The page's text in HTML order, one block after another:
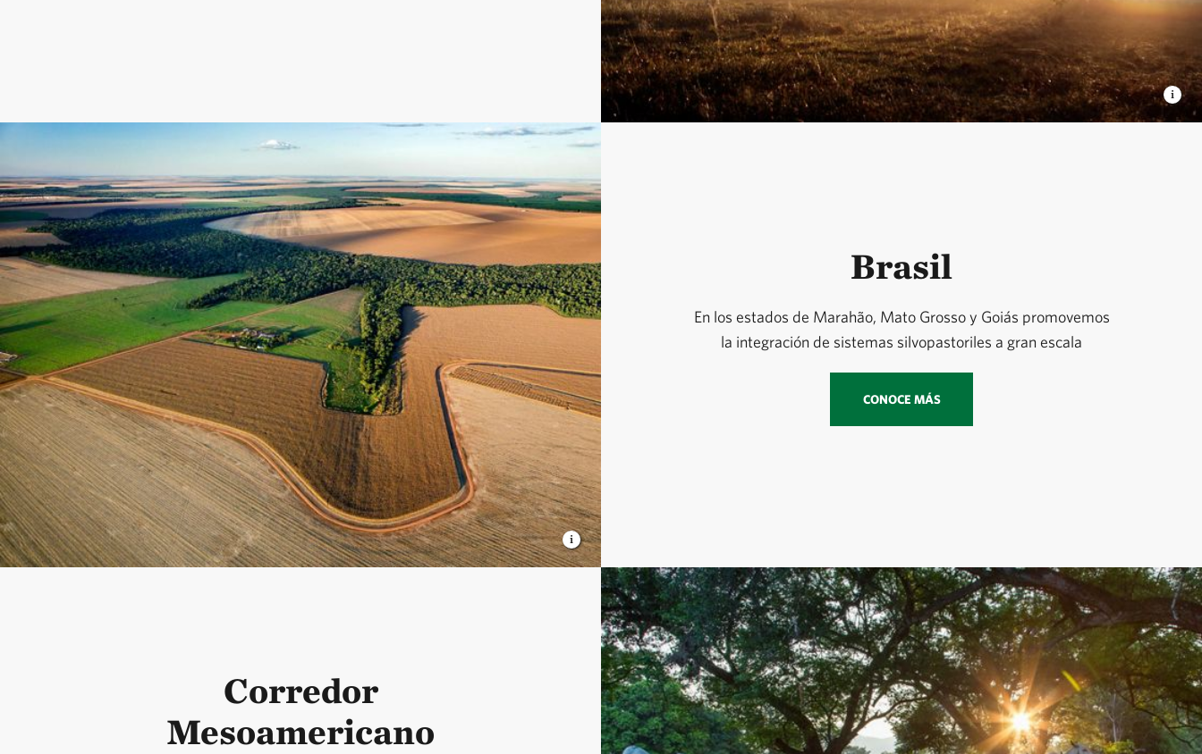
Brasil
En los estados de Marahão, Mato Grosso y Goiás promovemos
la integración de sistemas silvopastoriles a gran escala
CONOCE MÁS
Corredor
Mesoamericano